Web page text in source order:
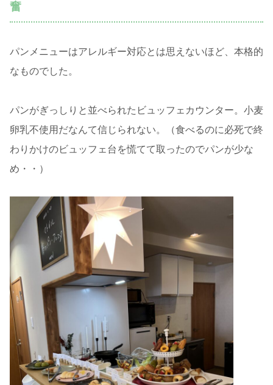
奮
パンメニューはアレルギー対応とは思えないほど、本格的
なものでした。
パンがぎっしりと並べられたビュッフェカウンター。小麦
卵乳不使用だなんて信じられない。（食べるのに必死で終
わりかけのビュッフェ台を慌てて取ったのでパンが少な
め・・）